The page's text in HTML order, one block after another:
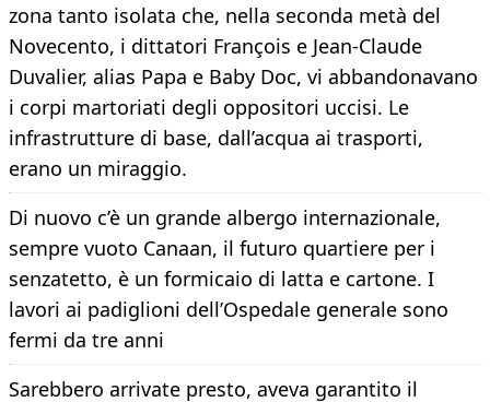
zona tanto isolata che, nella seconda metà del
Novecento, i dittatori François e Jean-Claude
Duvalier, alias Papa e Baby Doc, vi abbandonavano
i corpi martoriati degli oppositori uccisi. Le
infrastrutture di base, dall’acqua ai trasporti,
erano un miraggio.
Di nuovo c’è un grande albergo internazionale,
sempre vuoto Canaan, il futuro quartiere per i
senzatetto, è un formicaio di latta e cartone. I
lavori ai padiglioni dell’Ospedale generale sono
fermi da tre anni
Sarebbero arrivate presto, aveva garantito il